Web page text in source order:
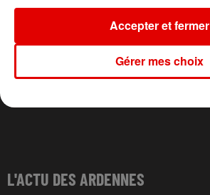
L'ACTU DES ARDENNES
Gérer mes choix
Accepter et fermer